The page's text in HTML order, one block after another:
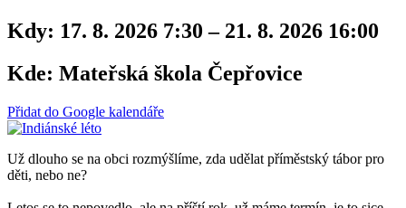
Kdy: 17. 8. 2026 7:30 – 21. 8. 2026 16:00
Kde: Mateřská škola Čepřovice
Přidat do Google kalendáře
Už dlouho se na obci rozmýšlíme, zda udělat příměstský tábor pro
děti, nebo ne?